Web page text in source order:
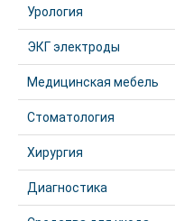
Урология
ЭКГ электроды
Медицинская мебель
Стоматология
Хирургия
Диагностика